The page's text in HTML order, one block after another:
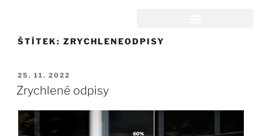
ŠTÍTEK: ZRYCHLENEODPISY
25. 11. 2022
Zrychlené odpisy